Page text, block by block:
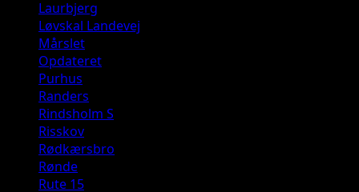
Laurbjerg
Løvskal Landevej
Mårslet
Opdateret
Purhus
Randers
Rindsholm S
Risskov
Rødkærsbro
Rønde
Rute 15